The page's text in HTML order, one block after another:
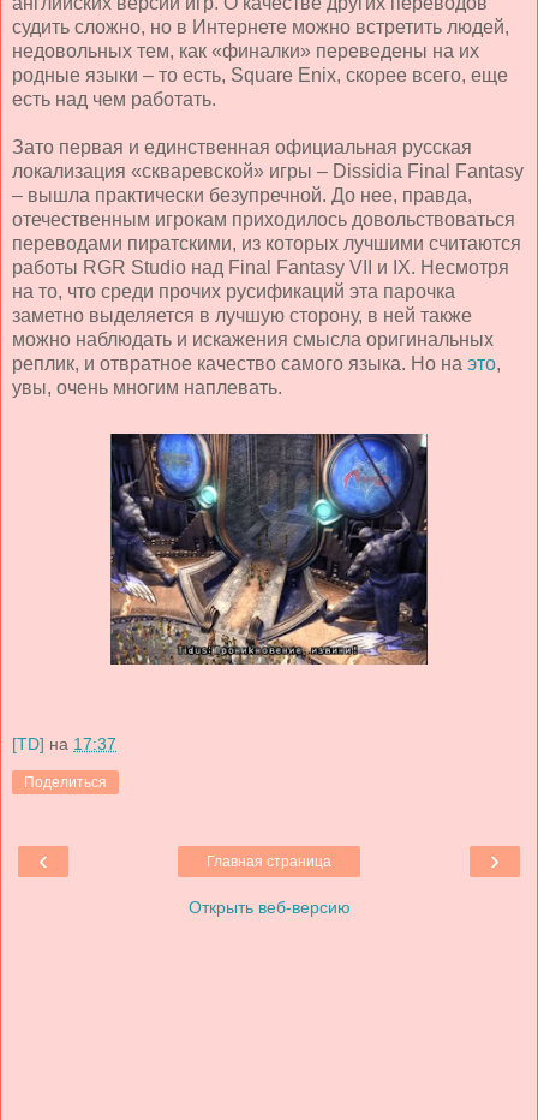
судить сложно, но в Интернете можно встретить людей,
недовольных тем, как «финалки» переведены на их
родные языки – то есть, Square Enix, скорее всего, еще
есть над чем работать.
Зато первая и единственная официальная русская
локализация «скваревской» игры – Dissidia Final
Fantasy
– вышла практически безупречной. До нее, правда,
отечественным игрокам приходилось довольствоваться
переводами пиратскими, из которых лучшими считаются
работы RGR Studio над Final Fantasy VII и IX. Несмотря
на то, что среди прочих русификаций эта парочка
заметно выделяется в лучшую сторону, в ней также
можно наблюдать и искажения смысла оригинальных
реплик, и отвратное качество самого языка. Но на это,
увы, очень многим наплевать.
[TD] на 17:37
Поделиться
‹ ›
Главная страница
Открыть веб-версию